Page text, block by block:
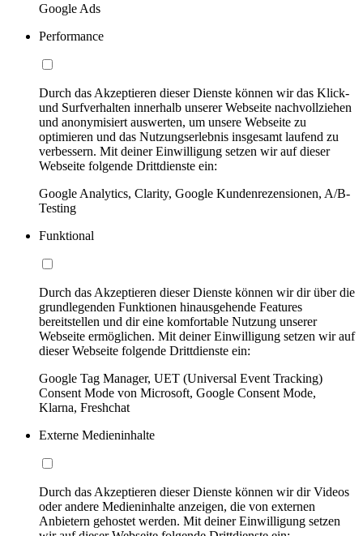
Google Ads
Performance
Durch das Akzeptieren dieser Dienste können wir das Klick-
und Surfverhalten innerhalb unserer Webseite nachvollziehen
und anonymisiert auswerten, um unsere Webseite zu
optimieren und das Nutzungserlebnis insgesamt laufend zu
verbessern. Mit deiner Einwilligung setzen wir auf dieser
Webseite folgende Drittdienste ein:
Google Analytics, Clarity, Google Kundenrezensionen, A/B-
Testing
Funktional
Durch das Akzeptieren dieser Dienste können wir dir über die
grundlegenden Funktionen hinausgehende Features
bereitstellen und dir eine komfortable Nutzung unserer
Webseite ermöglichen. Mit deiner Einwilligung setzen wir auf
dieser Webseite folgende Drittdienste ein:
Google Tag Manager, UET (Universal Event Tracking)
Consent Mode von Microsoft, Google Consent Mode,
Klarna, Freshchat
Externe Medieninhalte
Durch das Akzeptieren dieser Dienste können wir dir Videos
oder andere Medieninhalte anzeigen, die von externen
Anbietern gehostet werden. Mit deiner Einwilligung setzen